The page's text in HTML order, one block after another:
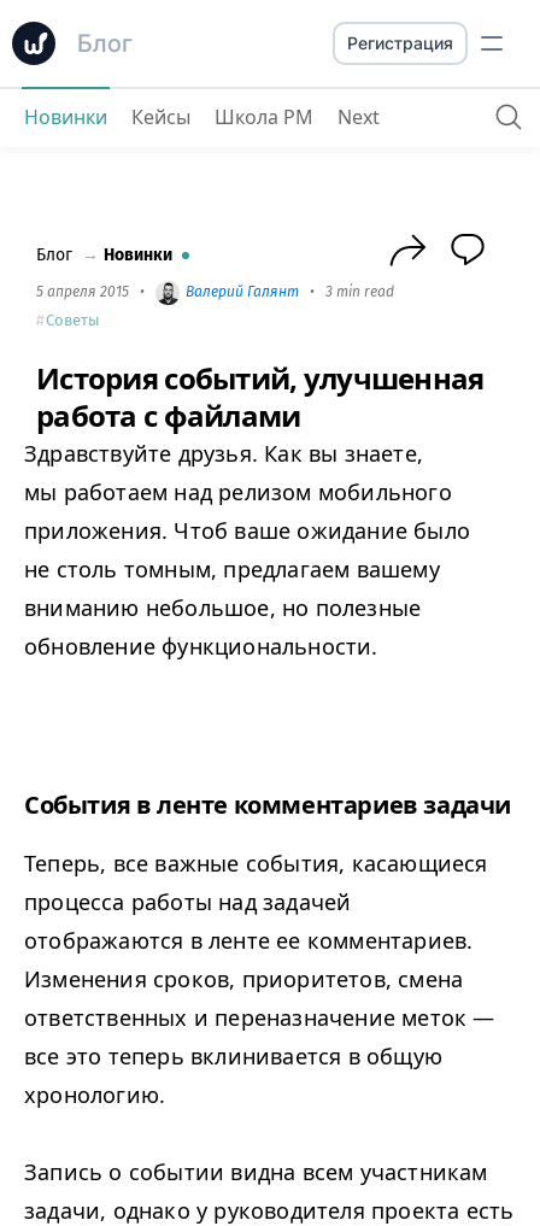
Блог
История событий, улучшенная работа с файлами
Регистрация
Новинки Кейсы Школа PM Next
Блог → Новинки
5 апреля 2015 • Валерий Галянт • 3 min read
Советы
История событий, улучшенная
работа с файлами
Здравствуйте друзья. Как вы знаете,
мы работаем над релизом мобильного
приложения. Чтоб ваше ожидание было
не столь томным, предлагаем вашему
вниманию небольшое, но полезные
обновление функциональности.
События в ленте комментариев задачи
Теперь, все важные события, касающиеся
процесса работы над задачей
отображаются в ленте ее комментариев.
Изменения сроков, приоритетов, смена
ответственных и переназначение меток —
все это теперь вклинивается в общую
хронологию.
Запись о событии видна всем участникам
задачи, однако у руководителя проекта есть